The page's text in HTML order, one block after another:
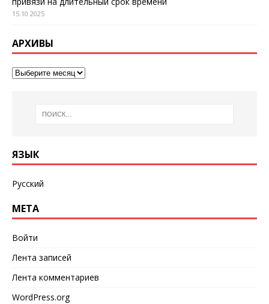
15.10.2025
АРХИВЫ
ЯЗЫК
Русский
МЕТА
Войти
Лента записей
Лента комментариев
WordPress.org